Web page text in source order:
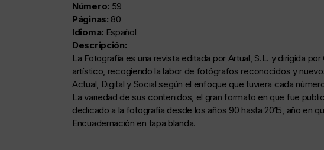
Número: 59
Páginas: 80
Idioma: Español
Descripción:
La Fotografía es una revista editada por Artual, S.L. y dirigida
artístico, recogiendo la labor de fotógrafos reconocidos y
Actual, Digital y Social según el enfoque que tuviera cada
La variedad de sus contenidos, el gran formato en que fue
dedicado a la fotografía desde los años 90 hasta 2015, año en
Encuadernación en tapa blanda.